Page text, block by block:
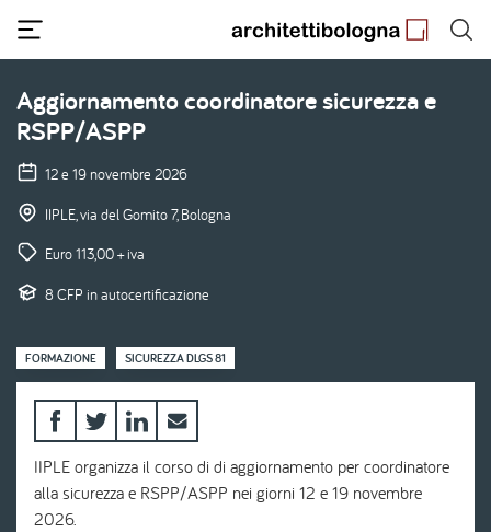
contenuto
principale
Aggiornamento coordinatore sicurezza e
RSPP/ASPP
12 e 19 novembre 2026
IIPLE, via del Gomito 7, Bologna
Euro 113,00 + iva
8 CFP in autocertificazione
FORMAZIONE SICUREZZA DLGS 81
IIPLE organizza il corso di di aggiornamento per coordinatore
alla sicurezza e RSPP/ASPP nei giorni 12 e 19 novembre
2026.